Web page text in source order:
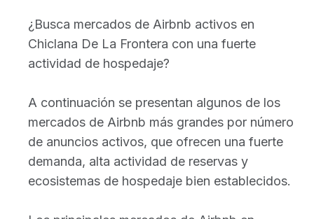
¿Busca mercados de Airbnb activos en
Chiclana De La Frontera con una fuerte
actividad de hospedaje?
A continuación se presentan algunos de los
mercados de Airbnb más grandes por número
de anuncios activos, que ofrecen una fuerte
demanda, alta actividad de reservas y
ecosistemas de hospedaje bien establecidos.